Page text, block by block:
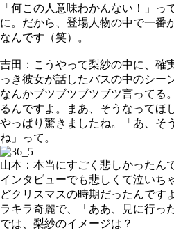
「何この人意味わかんない！」っ
に。だから、登場人物の中で一番
なんです（笑）。
吉田：こうやって梨紗の中に、確
っき彼女が話したバスの中のシー
なんかブツブツブツブツ言ってる
るんですよ。まあ、そうなってほ
やっぱり驚きましたね。「あ、そ
ね」って。
山本：本当にすごく悲しかったん
インタビューでも悲しくて泣いち
どクリスマスの時期だったんです
ラキラ奇麗で、「ああ、見に行っ
では、梨紗のイメージは？